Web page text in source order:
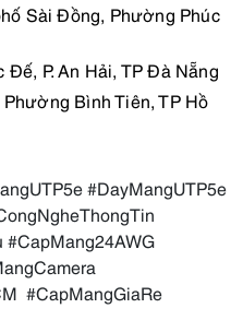
Sài Đồng, Phường Phúc
P. An Hải, TP Đà Nẵng
Bình Tiên, TP Hồ
#DayMangUTP5e
#CapMangGiaRe